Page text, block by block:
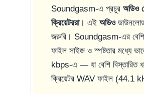
Soundgasm-এ প্রচুর অডিও
ক্রিয়েটররা। এই অডিওডাউনলোড
জরুরি। Soundgasm-এর
ফাইল সাইজ ও স্পষ্টতার মধ্যে
kbps-এ — যা বেশি বিস্তারিত
ক্রিয়েটর WAV ফাইল (44.1